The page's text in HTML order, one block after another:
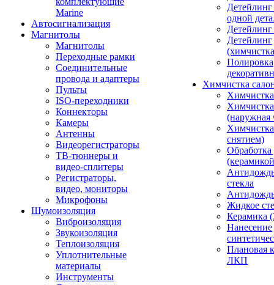
Marine
Автосигнализация
Магнитолы
Магнитолы
Переходные рамки
Соединительные
провода и адаптеры
Пульты
ISO-переходники
Коннекторы
Камеры
Антенны
Видеорегистраторы
ТВ-тюннеры и
видео-сплитеры
Регистраторы,
видео, мониторы
Микрофоны
Шумоизоляция
Виброизоляция
Звукоизоляция
Теплоизоляция
Уплотнительные
материалы
Инструменты
одной
Детейлинг
Полировка
Химчистка
(наружная
снятием)
Обработка
стекла
Жидкое
Керамика
Нанесение
Плановая
ЛКП